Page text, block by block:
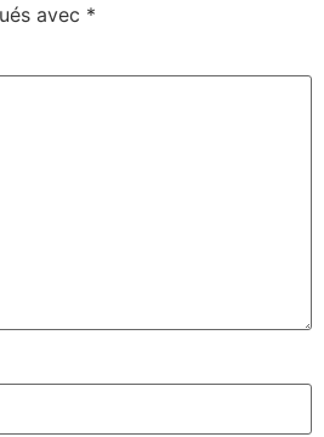
avec *